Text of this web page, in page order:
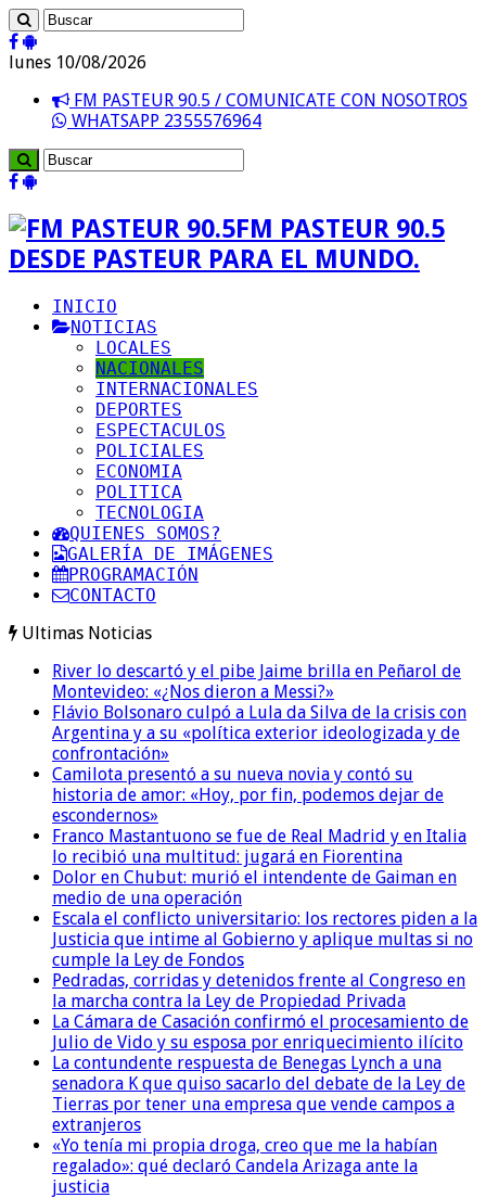
lunes 10/08/2026
FM PASTEUR 90.5 / COMUNICATE CON NOSOTROS
WHATSAPP 2355576964
FM PASTEUR 90.5
DESDE PASTEUR PARA EL MUNDO.
INICIO
NOTICIAS
LOCALES
NACIONALES
INTERNACIONALES
DEPORTES
ESPECTACULOS
POLICIALES
ECONOMIA
POLITICA
TECNOLOGIA
QUIENES SOMOS?
GALERÍA DE IMÁGENES
PROGRAMACIÓN
CONTACTO
Ultimas Noticias
River lo descartó y el pibe Jaime brilla en Peñarol de
Montevideo: «¿Nos dieron a Messi?»
Flávio Bolsonaro culpó a Lula da Silva de la crisis con
Argentina y a su «política exterior ideologizada y de
confrontación»
Camilota presentó a su nueva novia y contó su
historia de amor: «Hoy, por fin, podemos dejar de
escondernos»
Franco Mastantuono se fue de Real Madrid y en Italia
lo recibió una multitud: jugará en Fiorentina
Dolor en Chubut: murió el intendente de Gaiman en
medio de una operación
Escala el conflicto universitario: los rectores piden a la
Justicia que intime al Gobierno y aplique multas si no
cumple la Ley de Fondos
Pedradas, corridas y detenidos frente al Congreso en
la marcha contra la Ley de Propiedad Privada
La Cámara de Casación confirmó el procesamiento de
Julio de Vido y su esposa por enriquecimiento ilícito
La contundente respuesta de Benegas Lynch a una
senadora K que quiso sacarlo del debate de la Ley de
Tierras por tener una empresa que vende campos a
extranjeros
«Yo tenía mi propia droga, creo que me la habían
regalado»: qué declaró Candela Arizaga ante la
justicia